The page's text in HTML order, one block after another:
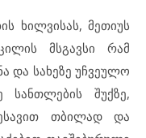
ხილვისას, მეთიუს
მსგავსი რამ
და სახეზე უჩვეულო
შუქზე,
თბილად და